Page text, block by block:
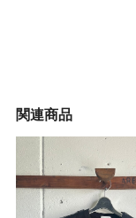
関連商品